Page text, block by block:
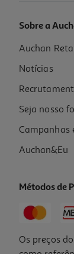
Smartwatch
69.99 €/un
69,99 €
Sobre a
Auchan
Notícias
Seja nosso
Campanhas
Auchan&Eu
Métodos de
Os preços